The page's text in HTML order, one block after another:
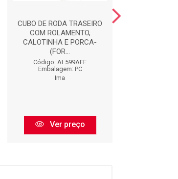
CUBO DE RODA TRASEIRO
COM ROLAMENTO,
CALOTINHA E PORCA-
(FOR...
Código: AL599AFF
Embalagem: PC
Ima
Ver preço